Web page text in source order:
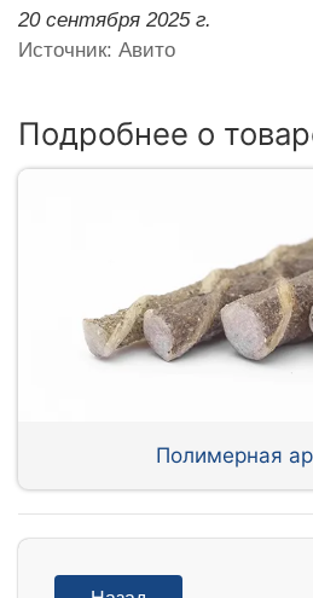
20 сентября 2025 г.
Источник: Авито
Подробнее о
Полимерная